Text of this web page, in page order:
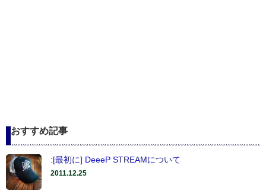
おすすめ記事
:[最初に] DeeeP STREAMについて
2011.12.25